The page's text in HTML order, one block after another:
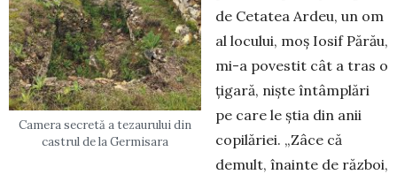
Camera secretă a tezaurului din
castrul de la Germisara
de Cetatea Ardeu, un om
al locului, moș Iosif Părău,
mi-a povestit cât a tras o
țigară, niște întâmplări
pe care le știa din anii
copilăriei. „Zâce că
demult, înainte de război,